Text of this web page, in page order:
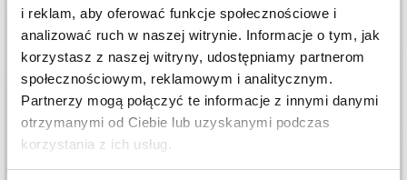
i reklam, aby oferować funkcje społecznościowe i
analizować ruch w naszej witrynie. Informacje o tym, jak
korzystasz z naszej witryny, udostępniamy partnerom
społecznościowym, reklamowym i analitycznym.
Partnerzy mogą połączyć te informacje z innymi danymi
otrzymanymi od Ciebie lub uzyskanymi podczas
korzystania z ich usług.